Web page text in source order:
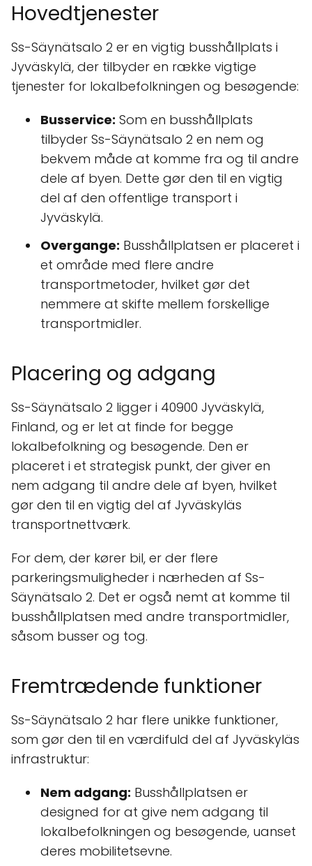
Hovedtjenester
Ss-Säynätsalo 2 er en vigtig busshållplats i
Jyväskylä, der tilbyder en række vigtige
tjenester for lokalbefolkningen og besøgende:
Busservice: Som en busshållplats
tilbyder Ss-Säynätsalo 2 en nem og
bekvem måde at komme fra og til andre
dele af byen. Dette gør den til en vigtig
del af den offentlige transport i
Jyväskylä.
Overgange: Busshållplatsen er placeret i
et område med flere andre
transportmetoder, hvilket gør det
nemmere at skifte mellem forskellige
transportmidler.
Placering og adgang
Ss-Säynätsalo 2 ligger i 40900 Jyväskylä,
Finland, og er let at finde for begge
lokalbefolkning og besøgende. Den er
placeret i et strategisk punkt, der giver en
nem adgang til andre dele af byen, hvilket
gør den til en vigtig del af Jyväskyläs
transportnettværk.
For dem, der kører bil, er der flere
parkeringsmuligheder i nærheden af Ss-
Säynätsalo 2. Det er også nemt at komme til
busshållplatsen med andre transportmidler,
såsom busser og tog.
Fremtrædende funktioner
Ss-Säynätsalo 2 har flere unikke funktioner,
som gør den til en værdifuld del af Jyväskyläs
infrastruktur:
Nem adgang: Busshållplatsen er
designed for at give nem adgang til
lokalbefolkningen og besøgende, uanset
deres mobilitetsevne.